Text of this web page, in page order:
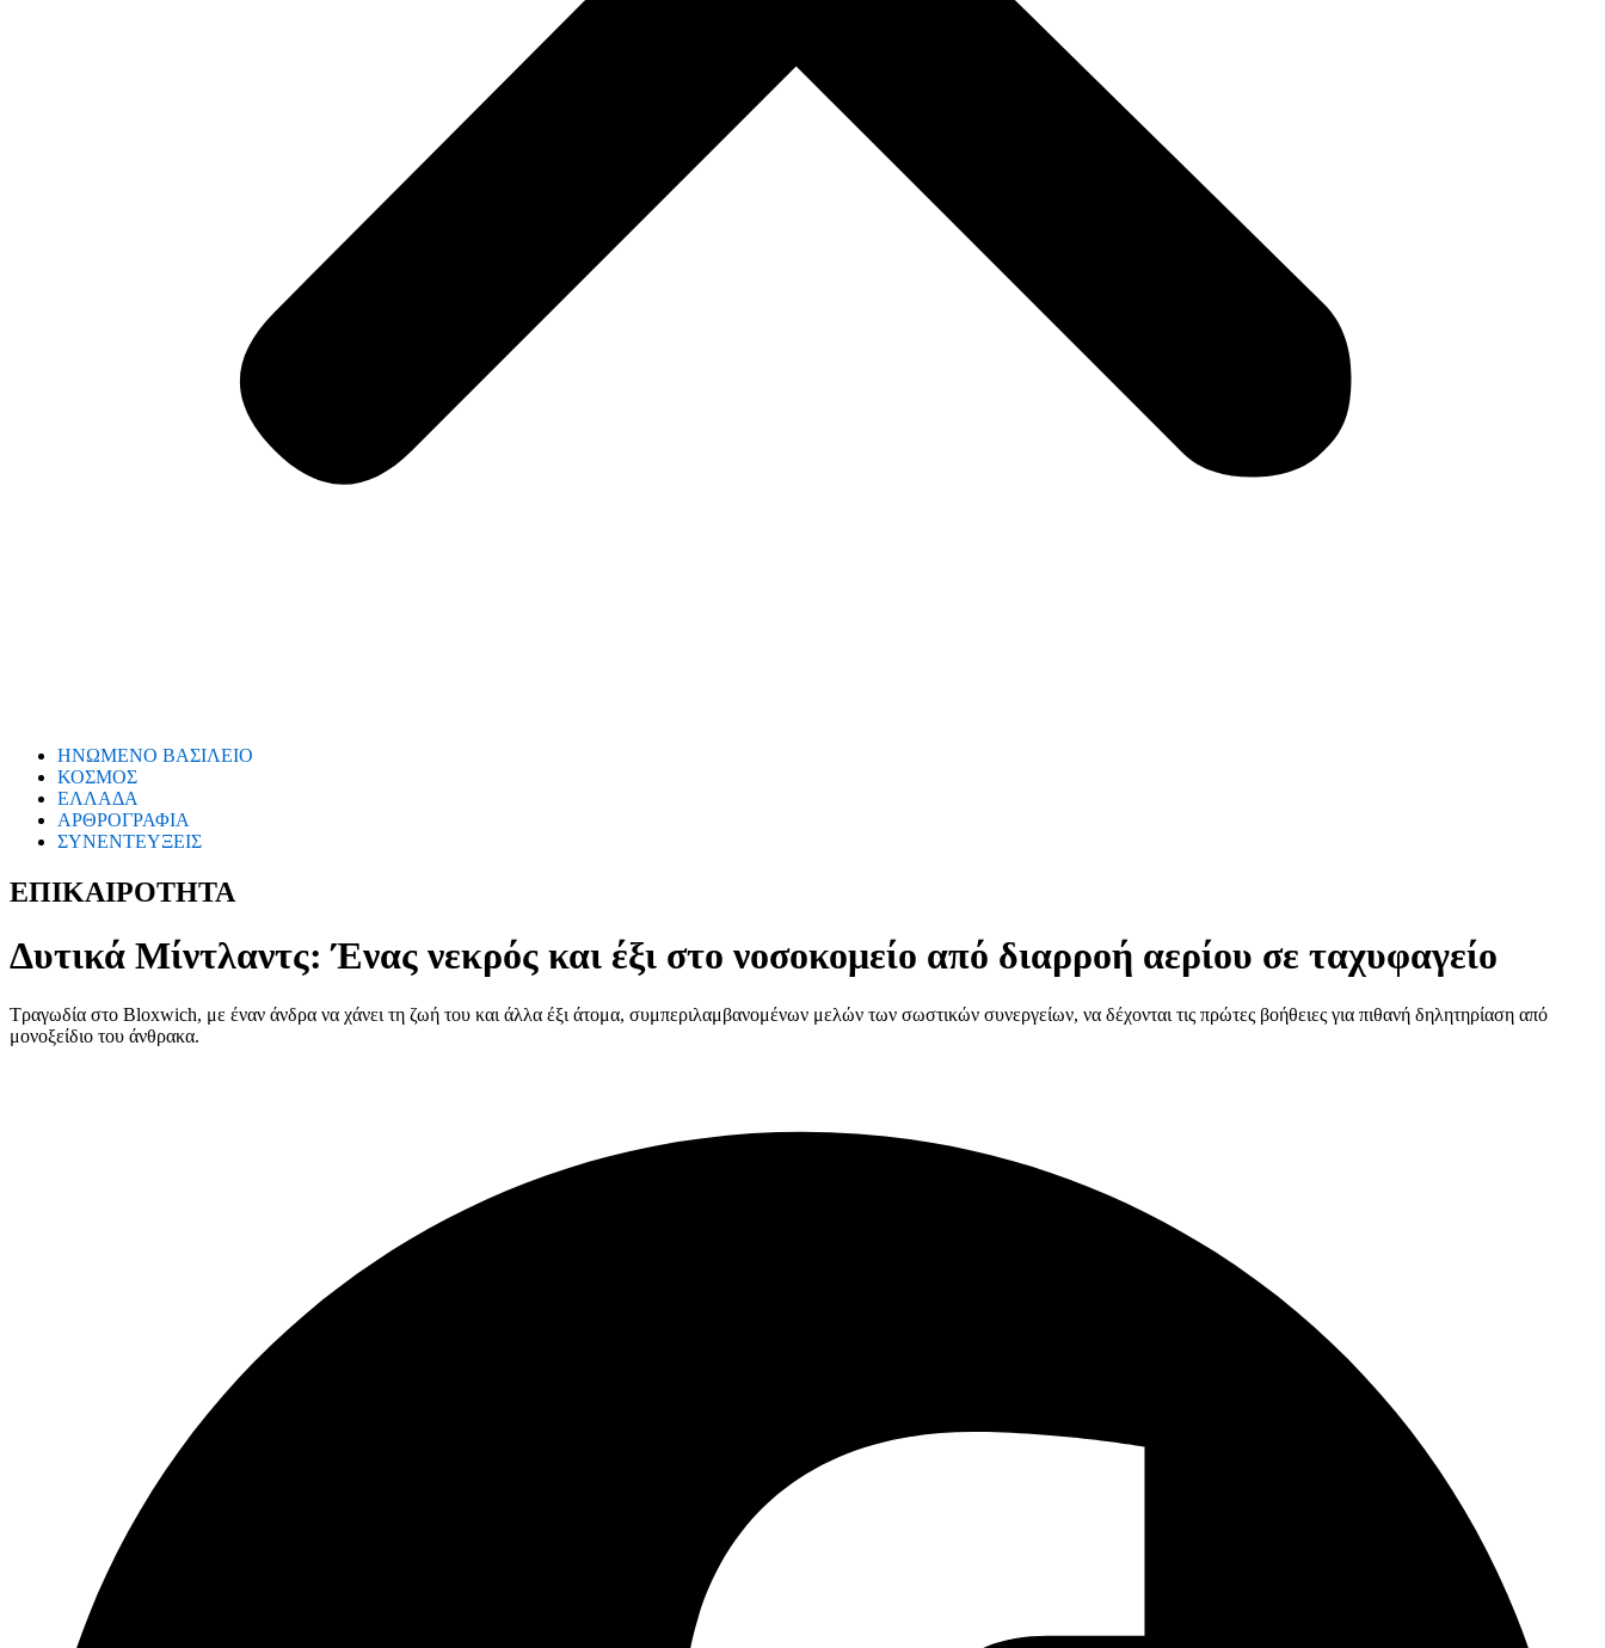
ΗΝΩΜΕΝΟ ΒΑΣΙΛΕΙΟ
ΚΟΣΜΟΣ
ΕΛΛΑΔΑ
ΑΡΘΡΟΓΡΑΦΙΑ
ΣΥΝΕΝΤΕΥΞΕΙΣ
ΕΠΙΚΑΙΡΟΤΗΤΑ
Δυτικά Μίντλαντς: Ένας νεκρός και έξι στο νοσοκομείο από διαρροή αερίου σε ταχυφαγείο
Τραγωδία στο Bloxwich, με έναν άνδρα να χάνει τη ζωή του και άλλα έξι άτομα, συμπεριλαμβανομένων μελών των σωστικών συνεργείων, να δέχονται τις πρώτες βοήθειες για πιθανή δηλητηρίαση από
μονοξείδιο του άνθρακα.